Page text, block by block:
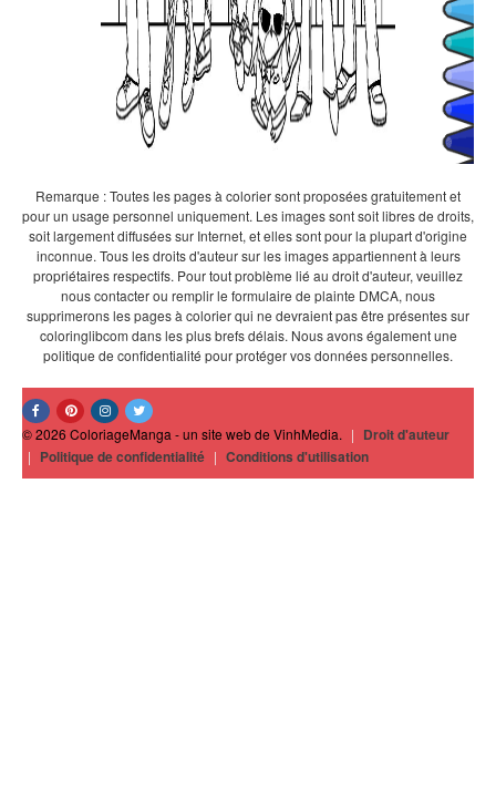
Remarque : Toutes les pages à colorier sont proposées gratuitement et
pour un usage personnel uniquement. Les images sont soit libres de droits,
soit largement diffusées sur Internet, et elles sont pour la plupart d'origine
inconnue. Tous les droits d'auteur sur les images appartiennent à leurs
propriétaires respectifs. Pour tout problème lié au droit d'auteur, veuillez
nous contacter ou remplir le formulaire de plainte DMCA, nous
supprimerons les pages à colorier qui ne devraient pas être présentes sur
coloringlibcom dans les plus brefs délais. Nous avons également une
politique de confidentialité pour protéger vos données personnelles.
© 2026 ColoriageManga - un site web de VinhMedia. | Droit d'auteur
| Politique de confidentialité | Conditions d'utilisation